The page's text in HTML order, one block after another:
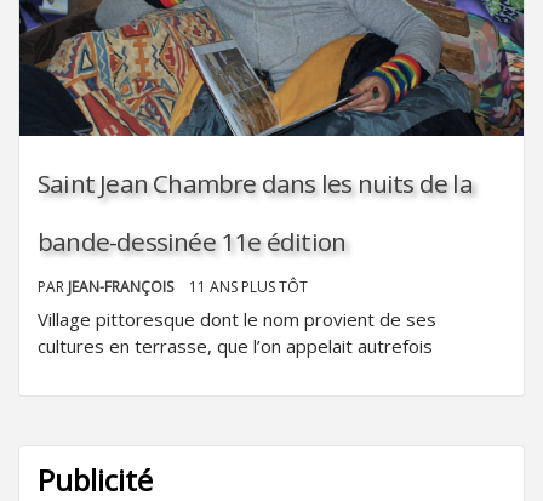
Saint Jean Chambre dans les nuits de la
bande-dessinée 11e édition
PAR JEAN-FRANÇOIS 11 ANS PLUS TÔT
Village pittoresque dont le nom provient de ses
cultures en terrasse, que l’on appelait autrefois
Publicité